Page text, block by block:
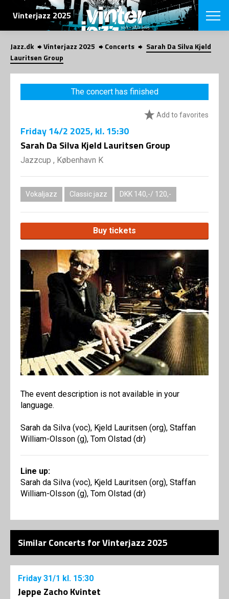
SEARCH
Vinterjazz 2025
Danish
CHOOSE
VINTERJAZZ
Themes
LOCATIONS
SHOP
Jazz.dk Vinterjazz 2025 Concerts
Sarah Da Silva Kjeld
Lauritsen Group
The concert has finished
Add to favorites
Friday14/2 2025, kl. 15:30
Sarah Da Silva Kjeld Lauritsen Group
Jazzcup , København K
Vokaljazz Classic jazz DKK 140,-/ 120,-
Buy tickets
The event description is not available in your
language.
Sarah da Silva (voc), Kjeld Lauritsen (org), Staffan
William-Olsson (g), Tom Olstad (dr)
Line up:
Sarah da Silva (voc), Kjeld Lauritsen (org), Staffan
William-Olsson (g), Tom Olstad (dr)
Similar Concerts for Vinterjazz 2025
Friday 31/1 kl. 15:30
Jeppe Zacho Kvintet